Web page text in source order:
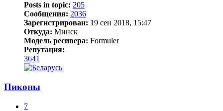
Posts in topic: 205
Сообщения: 2036
Зарегистрирован: 19 сен 2018, 15:47
Откуда: Минск
Модель ресивера: Formuler
Репутация:
3641
Пиконы
7